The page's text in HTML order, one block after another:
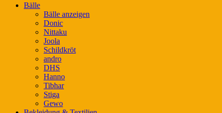
Bälle
Bälle anzeigen
Donic
Nittaku
Joola
Schildkröt
andro
DHS
Hanno
Tibhar
Stiga
Gewo